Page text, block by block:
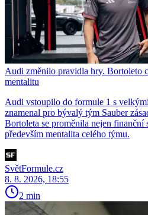
Audi změnilo pravidla hry. Bortoleto
mentalitu
Audi vstoupilo do formule 1 s
znamenal pro bývalý tým Sauber
Bortoleta se proměnila nejen finanční
především mentalita celého týmu.
SvětFormule.cz
8. 8. 2026, 18:55
2 min